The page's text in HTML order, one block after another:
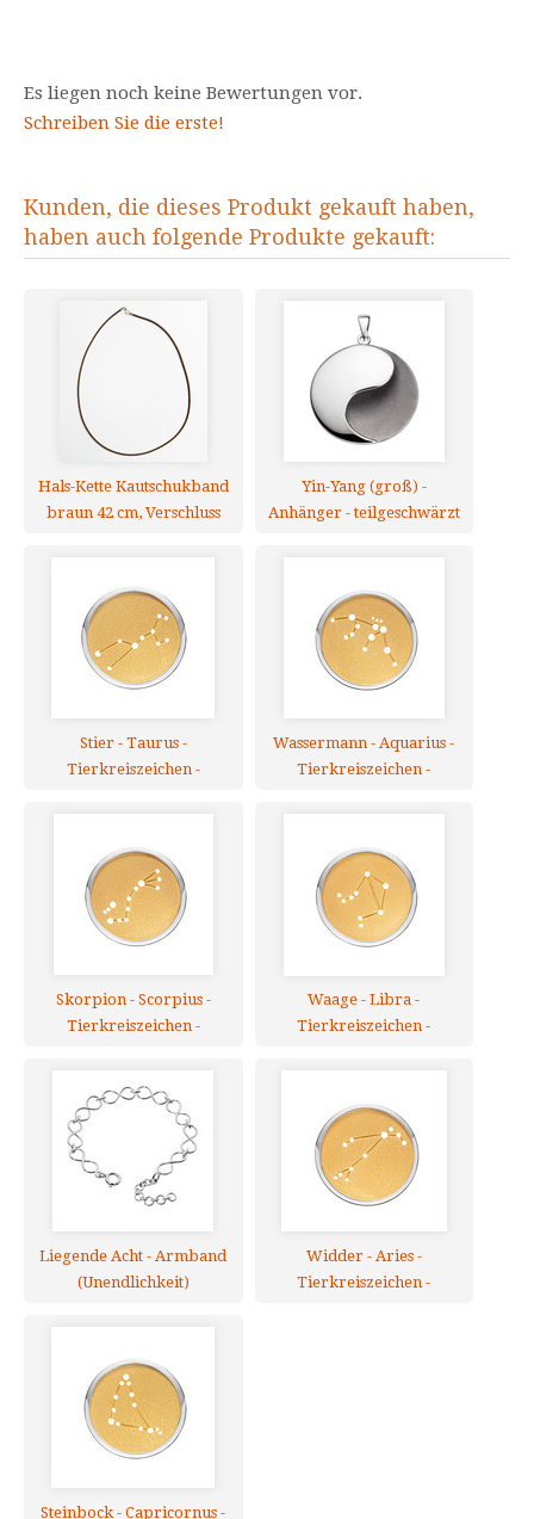
Es liegen noch keine Bewertungen vor.
Schreiben Sie die erste!
Kunden, die dieses Produkt gekauft haben,
haben auch folgende Produkte gekauft:
Hals-Kette Kautschukband
braun 42 cm, Verschluss
Yin-Yang (groß) -
Anhänger - teilgeschwärzt
Stier - Taurus -
Tierkreiszeichen -
Wassermann - Aquarius -
Tierkreiszeichen -
Skorpion - Scorpius -
Tierkreiszeichen -
Waage - Libra -
Tierkreiszeichen -
Liegende Acht - Armband
(Unendlichkeit)
Widder - Aries -
Tierkreiszeichen -
Steinbock - Capricornus -